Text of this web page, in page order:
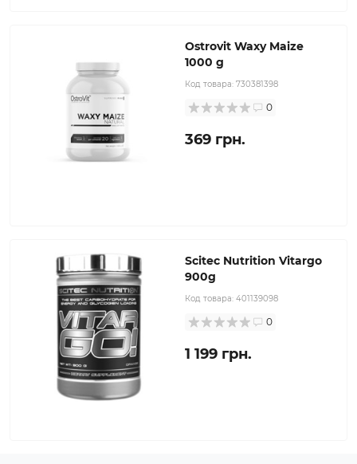
Ostrovit Waxy Maize
1000 g
Код товара: 730381398
0
369 грн.
Scitec Nutrition Vitargo
900g
Код товара: 401139098
0
1 199 грн.